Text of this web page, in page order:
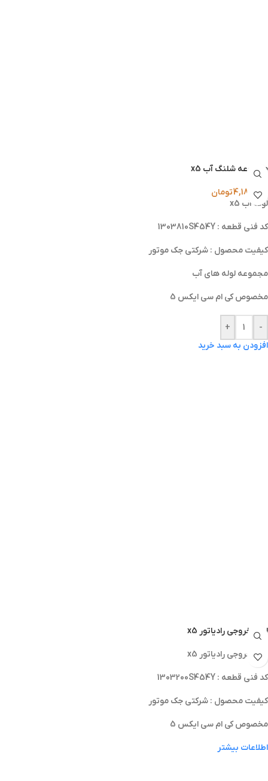
مجموعه شلنگ آب x5
4,180,000تومان
لوله آب x5
کد فنی قطعه : 1303810S454Y
کیفیت محصول : شرکتی جک موتور
مجموعه لوله های آب
مخصوص کی ام سی ایکس 5
-
+
افزودن به سبد خرید
لوله خروجي رادياتور x5
لوله خروجي رادياتور x5
کد فنی قطعه : 1303200S454Y
کیفیت محصول : شرکتی جک موتور
مخصوص کی ام سی ایکس 5
اطلاعات بیشتر